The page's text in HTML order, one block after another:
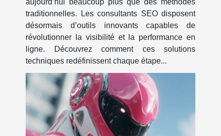
traditionnelles. Les consultants SEO disposent
désormais d’outils innovants capables de
révolutionner la visibilité et la performance en
ligne. Découvrez comment ces solutions
techniques redéfinissent chaque étape...